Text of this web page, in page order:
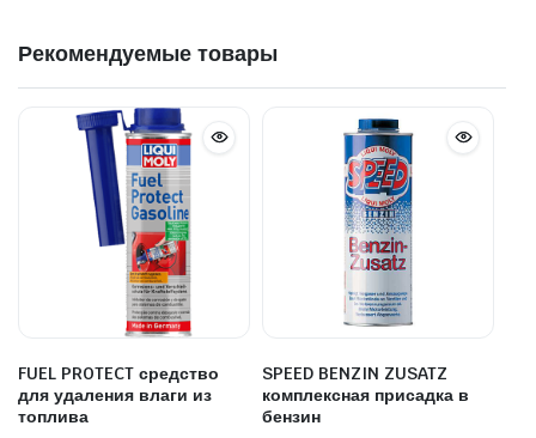
Рекомендуемые товары
FUEL PROTECT средство
для удаления влаги из
топлива
SPEED BENZIN ZUSATZ
комплексная присадка в
бензин